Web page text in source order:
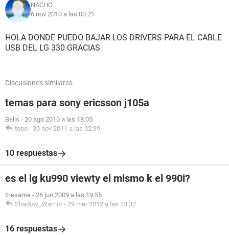
NACHO
6 nov 2010 a las 00:21
HOLA DONDE PUEDO BAJAR LOS DRIVERS PARA EL CABLE
USB DEL LG 330 GRACIAS
Discusiones similares
temas para sony ericsson j105a
Belis - 20 ago 2010 a las 18:05
topo - 30 nov 2011 a las 02:39
10 respuestas
es el lg ku990 viewty el mismo k el 990i?
thesame - 26 jun 2009 a las 19:55
Shadow_Warrior - 29 mar 2012 a las 23:32
16 respuestas